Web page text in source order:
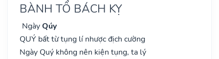
BÀNH TỔ BÁCH KỴ
NgàyQúy
QUÝ bất từ tụng lí nhược địch cường
Ngày Quý không nên kiện tụng, ta lý